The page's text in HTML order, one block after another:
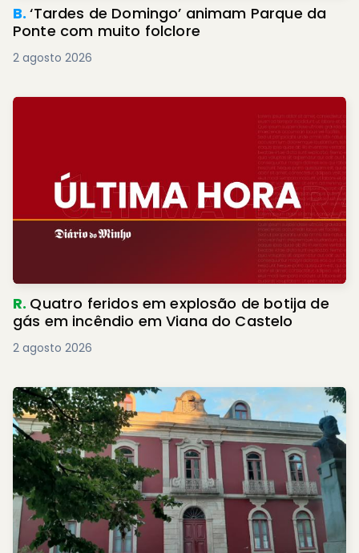
B.‘Tardes de Domingo’ animam Parque da
Ponte com muito folclore
2 agosto 2026
R. Quatro feridos em explosão de botija de
gás em incêndio em Viana do Castelo
2 agosto 2026